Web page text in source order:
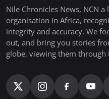
Nile Chronicles News, NCN
organisation in Africa,
integrity and accuracy. We
out, and bring you stories
globe, viewing them through